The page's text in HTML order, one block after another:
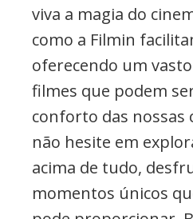
viva a magia do
como a Filmin
oferecendo um
filmes que podem
conforto das nossas
não hesite em
acima de tudo,
momentos únicos